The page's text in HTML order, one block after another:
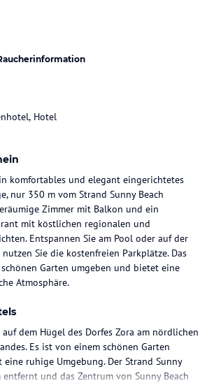
Hotel
komfortables und elegant eingerichtetes
nur 350 m vom Strand Sunny Beach
Zimmer mit Balkon und ein
mit köstlichen regionalen und
Entspannen Sie am Pool oder auf der
Sie die kostenfreien Parkplätze. Das
Garten umgeben und bietet eine
Atmosphäre.
dem Hügel des Dorfes Zora am nördlichen
Es ist von einem schönen Garten
ruhige Umgebung. Der Strand Sunny
und das Zentrum von Sunny Beach